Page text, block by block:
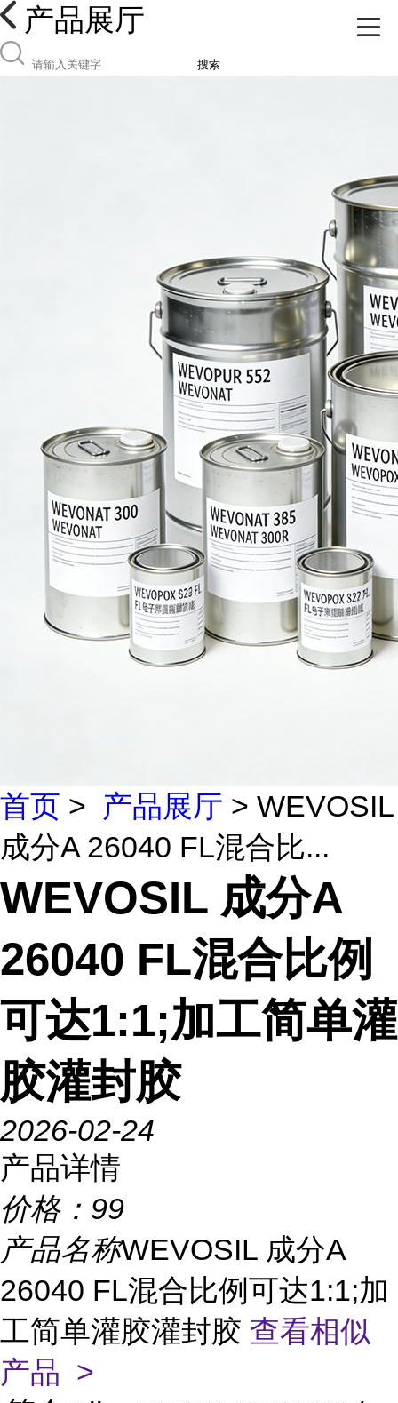
产品展厅
搜索
首页 > 产品展厅 > WEVOSIL
成分A 26040 FL混合比...
WEVOSIL 成分A
26040 FL混合比例
可达1:1;加工简单灌
胶灌封胶
2026-02-24
产品详情
价格： 99
产品名称WEVOSIL 成分A
26040 FL混合比例可达1:1;加
工简单灌胶灌封胶 查看相似
产品 >